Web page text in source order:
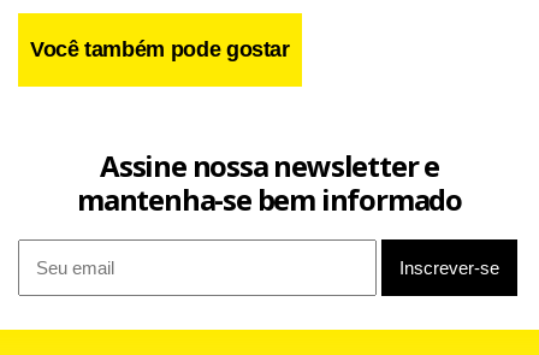
(PT), afirmou que há um foco de dengue na região do
Você também pode gostar
Assine nossa newsletter e
mantenha-se bem informado